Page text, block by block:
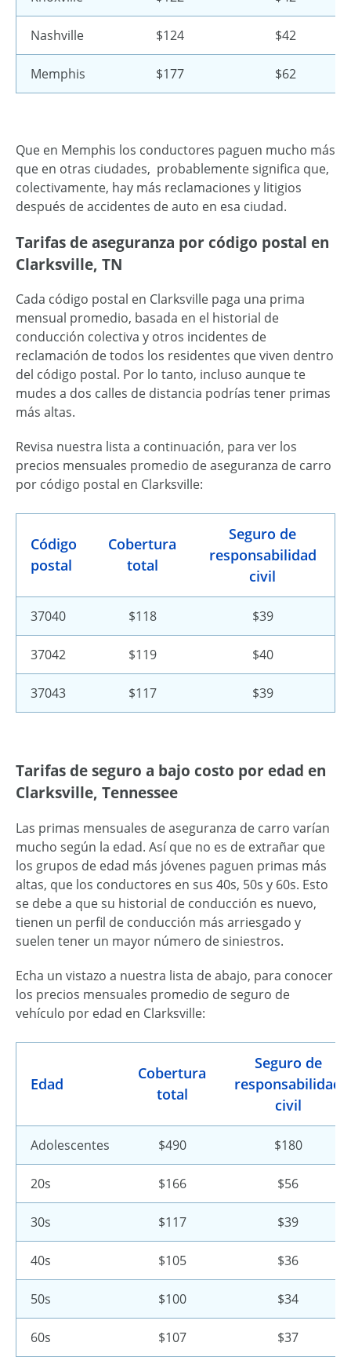
Nashville $124 $42
Memphis $177 $62
Que en Memphis los conductores paguen mucho más
que en otras ciudades, probablemente significa que,
colectivamente, hay más reclamaciones y litigios
después de accidentes de auto en esa ciudad.
Tarifas de aseguranza por código postal en
Clarksville, TN
Cada código postal en Clarksville paga una prima
mensual promedio, basada en el historial de
conducción colectiva y otros incidentes de
reclamación de todos los residentes que viven dentro
del código postal. Por lo tanto, incluso aunque te
mudes a dos calles de distancia podrías tener primas
más altas.
Revisa nuestra lista a continuación, para ver los
precios mensuales promedio de aseguranza de carro
por código postal en Clarksville:
Código
postal
Cobertura
total
Seguro de
responsabilidad
civil
37040 $118 $39
37042 $119 $40
37043 $117 $39
Tarifas de seguro a bajo costo por edad en
Clarksville, Tennessee
Las primas mensuales de aseguranza de carro varían
mucho según la edad. Así que no es de extrañar que
los grupos de edad más jóvenes paguen primas más
altas, que los conductores en sus 40s, 50s y 60s. Esto
se debe a que su historial de conducción es nuevo,
tienen un perfil de conducción más arriesgado y
suelen tener un mayor número de siniestros.
Echa un vistazo a nuestra lista de abajo, para conocer
los precios mensuales promedio de seguro de
vehículo por edad en Clarksville:
Edad
Cobertura
total
Seguro de
responsabilidad
civil
Adolescentes $490 $180
20s $166 $56
30s $117 $39
40s $105 $36
50s $100 $34
60s $107 $37